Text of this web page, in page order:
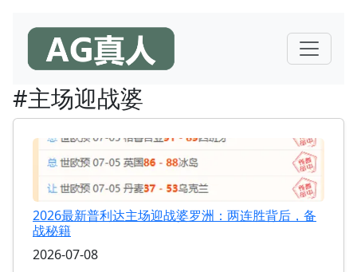
#主场迎战婆
2026最新普利达主场迎战婆罗洲：两连胜背后，备
战秘籍
2026-07-08